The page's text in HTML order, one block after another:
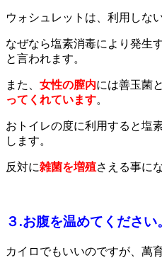
ウォシュレットは、利用しな
なぜなら塩素消毒により発生
と言われます。
また、 女性の膣内には善玉菌
ってくれています。
おトイレの度に利用すると塩
します。
反対に雑菌を増殖さえる事に
３.お腹を温めてください
カイロでもいいのですが、萬